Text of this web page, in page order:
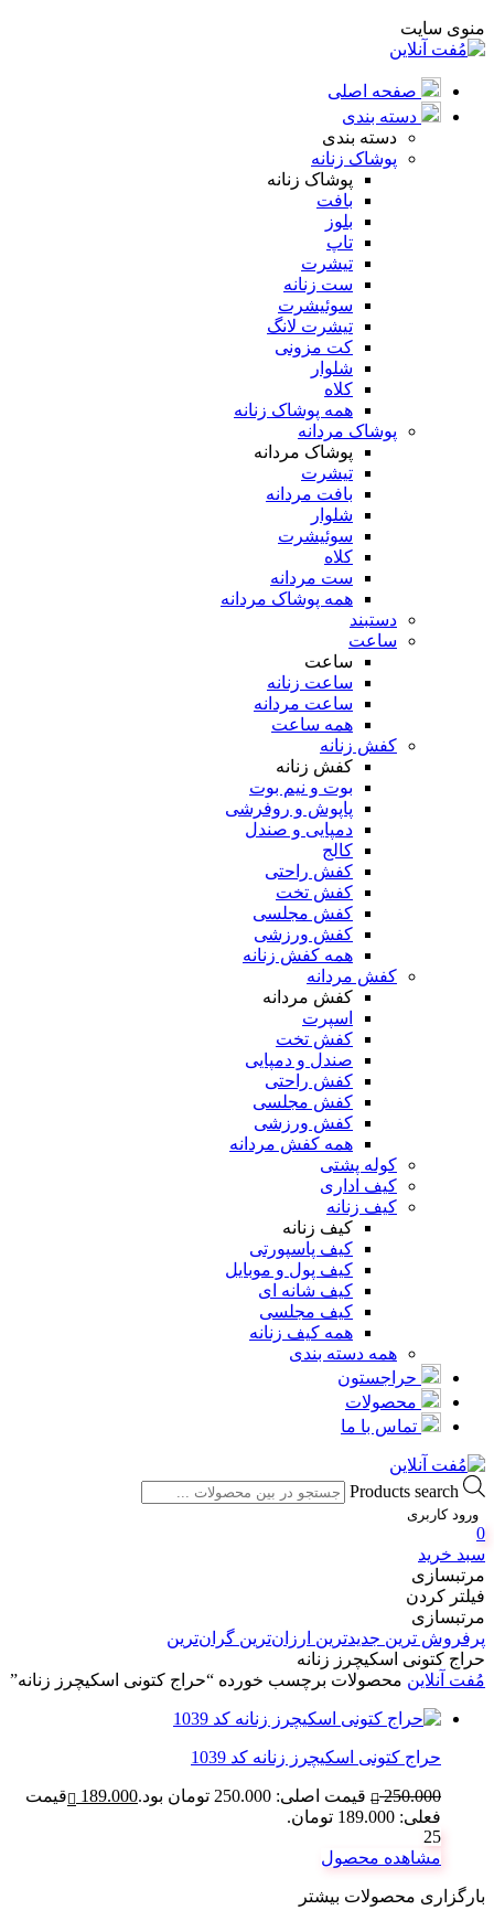
منوی سایت
صفحه اصلی
دسته بندی
دسته بندی
پوشاک زنانه
پوشاک زنانه
بافت
بلوز
تاپ
تیشرت
ست زنانه
سوئیشرت
تیشرت لانگ
کت مزونی
شلوار
کلاه
همه پوشاک زنانه
پوشاک مردانه
پوشاک مردانه
تیشرت
بافت مردانه
شلوار
سوئیشرت
کلاه
ست مردانه
همه پوشاک مردانه
دستبند
ساعت
ساعت
ساعت زنانه
ساعت مردانه
همه ساعت
کفش زنانه
کفش زنانه
بوت و نیم بوت
پاپوش و روفرشی
دمپایی و صندل
کالج
کفش راحتی
کفش تخت
کفش مجلسی
کفش ورزشی
همه کفش زنانه
کفش مردانه
کفش مردانه
اسپرت
کفش تخت
صندل و دمپایی
کفش راحتی
کفش مجلسی
کفش ورزشی
همه کفش مردانه
کوله پشتی
کیف اداری
کیف زنانه
کیف زنانه
کیف پاسپورتی
کیف پول و موبایل
کیف شانه ای
کیف مجلسی
همه کیف زنانه
همه دسته بندی
حراجستون
محصولات
تماس با ما
Products search
ورود کاربری
0
سبد خرید
مرتبسازی
فیلتر کردن
مرتبسازی
پرفروش ترین جدیدترین ارزان‌ترین گران‌ترین
حراج کتونی اسکیچرز زنانه
مُفت آنلاین محصولات برچسب خورده “حراج کتونی اسکیچرز زنانه”
حراج کتونی اسکیچرز زنانه کد 1039
250.000 قیمت اصلی: 250.000 تومان بود. 189.000
قیمت
فعلی: 189.000 تومان.
25
مشاهده محصول
بارگزاری محصولات بیشتر